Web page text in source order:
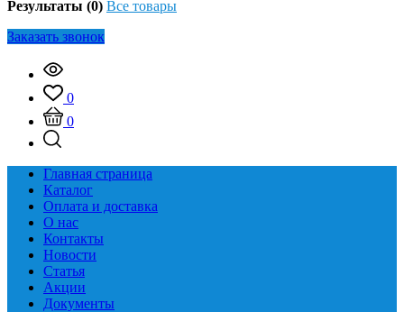
Результаты (0) Все товары
Заказать звонок
0
0
Главная страница
Каталог
Оплата и доставка
О нас
Контакты
Новости
Статья
Акции
Документы